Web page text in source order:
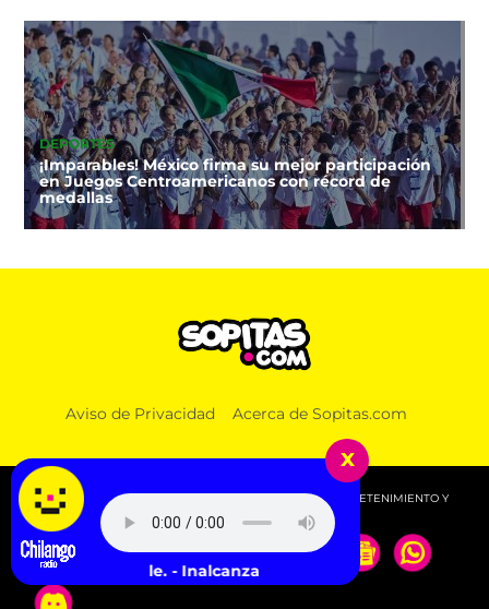
DEPORTES
¡Imparables! México firma su mejor participación
en Juegos Centroamericanos con récord de
medallas
Aviso de Privacidad Acerca de Sopitas.com
© 2026 SOPITAS.COM - MÚSICA, NOTICIAS, DEPORTES, ENTRETENIMIENTO Y
MÁS!.
x
Pole. - Inalcanzable